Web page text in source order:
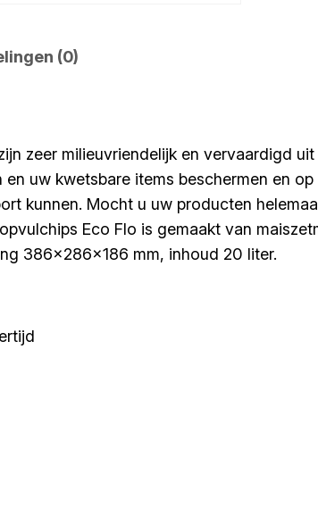
(0)
zeer milieuvriendelijk en vervaardigd
uw kwetsbare items beschermen en
kunnen. Mocht u uw producten
Eco Flo is gemaakt van
386x286x186 mm, inhoud 20 liter.